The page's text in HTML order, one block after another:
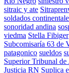
sitraic y ate
soldados
sonoridad andina
viedma Stella Fibiger
Subcomisaría 63 de
patagonico sueldos
Superior Tribunal
Justicia RN Suplica